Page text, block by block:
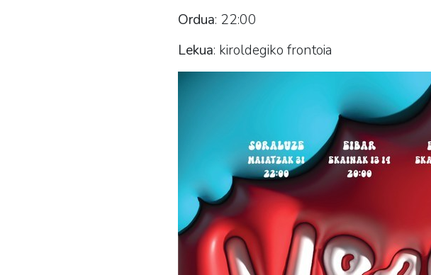
Ordua: 22:00
Lekua: kiroldegiko frontoia